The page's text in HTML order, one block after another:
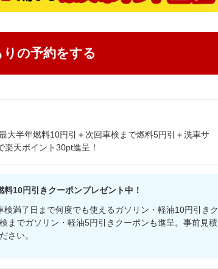
の予約をする
大半年燃料10円引＋次回車検まで燃料5円引＋洗車サ
楽天ポイント30pt進呈！
10円引きクーポンプレゼント中！
満了日まで何度でも使えるガソリン・軽油10円引きク
までガソリン・軽油5円引きクーポンも進呈。事前見積
さい。